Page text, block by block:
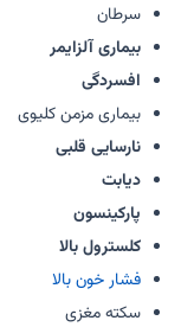
سرطان
بیماری آلزایمر
افسردگی
بیماری مزمن کلیوی
نارسایی قلبی
دیابت
پارکینسون
کلسترول بالا
فشار خون بالا
سکته مغزی